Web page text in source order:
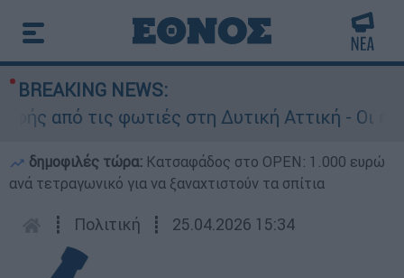
BREAKING NEWS:
από τις φωτιές στη Δυτική Αττική - Οι
δημοφιλές τώρα: Κατσαφάδος στο OPEN: 1.000 ευρώ
ανά τετραγωνικό για να ξαναχτιστούν τα σπίτια
┋ Πολιτική ┋ 25.04.2026 15:34